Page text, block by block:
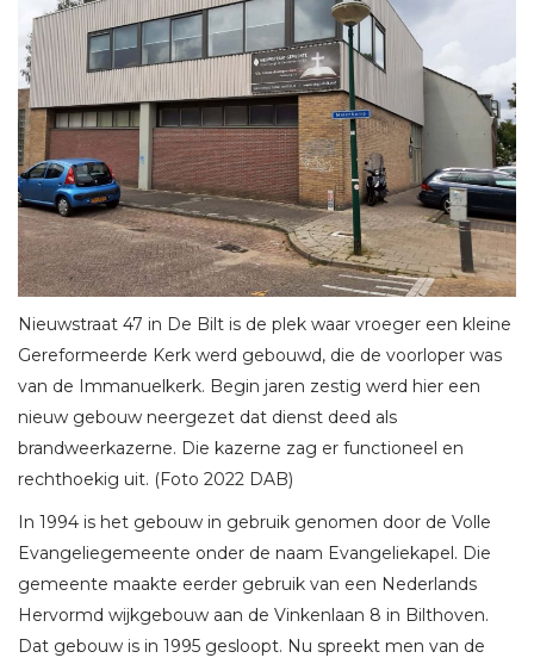
Nieuwstraat 47 in De Bilt is de plek waar vroeger een kleine
Gereformeerde Kerk werd gebouwd, die de voorloper was
van de Immanuelkerk. Begin jaren zestig werd hier een
nieuw gebouw neergezet dat dienst deed als
brandweerkazerne. Die kazerne zag er functioneel en
rechthoekig uit. (Foto 2022 DAB)
In 1994 is het gebouw in gebruik genomen door de Volle
Evangeliegemeente onder de naam Evangeliekapel. Die
gemeente maakte eerder gebruik van een Nederlands
Hervormd wijkgebouw aan de Vinkenlaan 8 in Bilthoven.
Dat gebouw is in 1995 gesloopt. Nu spreekt men van de